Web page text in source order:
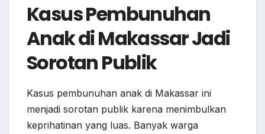
Kasus Pembunuhan
Anak di Makassar Jadi
Sorotan Publik
Kasus pembunuhan anak di Makassar ini
menjadi sorotan publik karena menimbulkan
keprihatinan yang luas. Banyak warga